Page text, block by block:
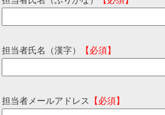
担当者氏名（漢字） 【必須】
担当者メールアドレス 【必須】